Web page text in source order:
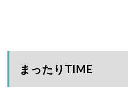
まったりTIME